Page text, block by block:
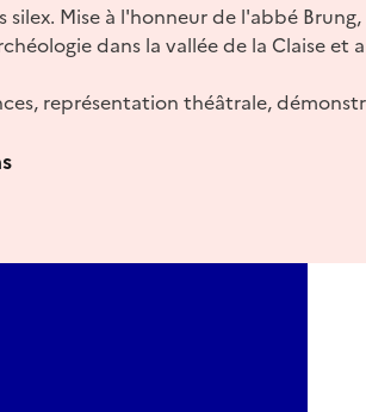
silex. Mise à l'honneur de l'abbé
dans la vallée de la Claise
représentation théâtrale,